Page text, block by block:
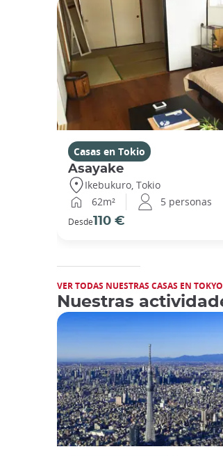
Casas en Tokio
Asayake
Ikebukuro, Tokio
62m²
5 personas
Desde110 €
VER TODAS NUESTRAS CASAS EN
Nuestras